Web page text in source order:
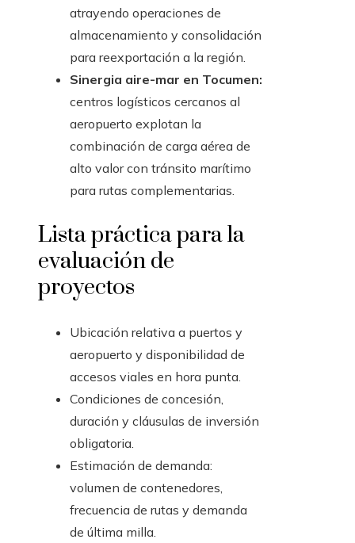
atrayendo operaciones de
almacenamiento y consolidación
para reexportación a la región.
Sinergia aire-mar en Tocumen:
centros logísticos cercanos al
aeropuerto explotan la
combinación de carga aérea de
alto valor con tránsito marítimo
para rutas complementarias.
Lista práctica para la
evaluación de
proyectos
Ubicación relativa a puertos y
aeropuerto y disponibilidad de
accesos viales en hora punta.
Condiciones de concesión,
duración y cláusulas de inversión
obligatoria.
Estimación de demanda:
volumen de contenedores,
frecuencia de rutas y demanda
de última milla.